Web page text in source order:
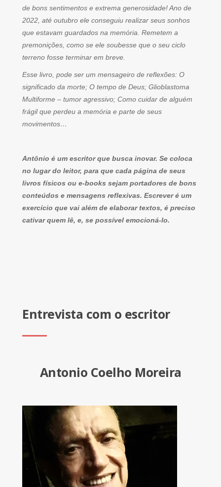
de bons sentimentos e extrema generosidade! Ano de
2022, até outubro ele conseguiu realizar seus sonhos
que estavam guardados na memória. Remetem a
premonições, como se ele soubesse que o seu ciclo
terreno fosse terminar em breve.
Esse livro, pode ser um mensageiro de reflexões: O
significado da morte; O tempo de Deus; Glioblastoma
Multiforme – tumor agressivo; Como cuidar de alguém
frágil que perdeu a memória e parte de seus
movimentos…
Antônio é um escritor que busca inovar. Se coloca
no lugar do leitor, para que cada página de seus
livros físicos ou e-books sejam portadores de bons
conteúdos e mensagens reflexivas. Escrever é um
exercício que vai além de elaborar textos, é preciso
cativar quem lê, e, se possível emocioná-lo.
Entrevista com o escritor
Antonio Coelho Moreira